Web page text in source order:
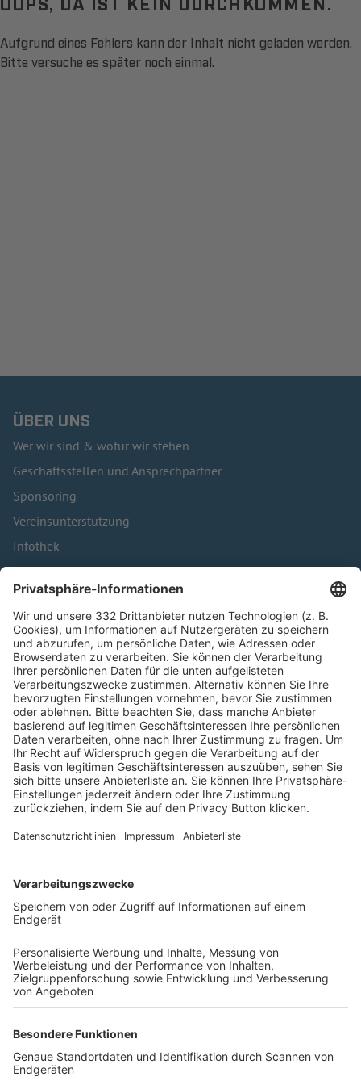
Aufgrund eines Fehlers kann der Inhalt nicht geladen werden.
Bitte versuche es später noch einmal.
ÜBER UNS
Wer wir sind & wofür wir stehen
Geschäftsstellen und Ansprechpartner
Sponsoring
Vereinsunterstützung
Infothek
Kontakt
HÄUFIG BESUCHTE SEITEN
Pässe und Vereinswechsel
Trainerausbildung
Schulungsangebot Vereinsmitarbeiter
BFV-Geschäftsstellen
Trainerbörse
Login SpielPlus
FOLGE DEM BFV
TOP-VEREINE
TOP-PARTNER